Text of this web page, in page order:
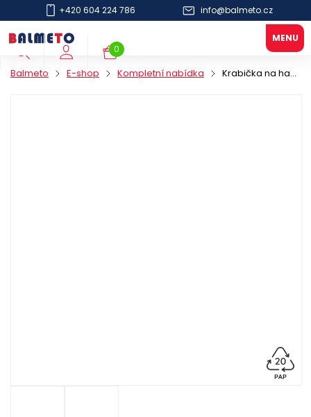
+420 604 224 786 info@balmeto.cz
0
Balmeto E-shop Kompletní nabídka Krabička na hamburger PAP 245x122/102mm hnědá